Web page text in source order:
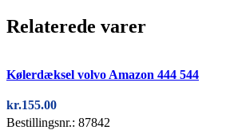
Relaterede varer
Kølerdæksel volvo Amazon 444 544
kr.155.00
Bestillingsnr.: 87842